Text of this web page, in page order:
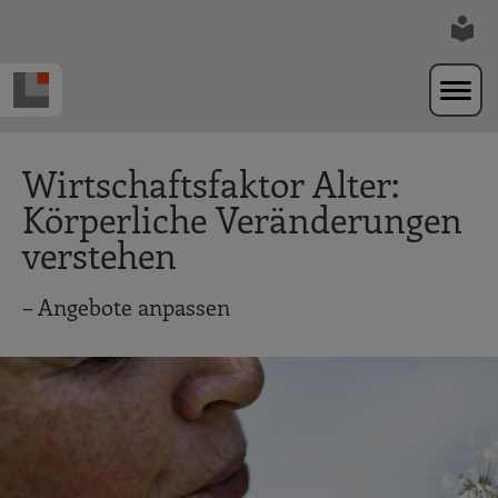
Wirtschaftsfaktor Alter:
Körperliche Veränderungen
verstehen
– Angebote anpassen